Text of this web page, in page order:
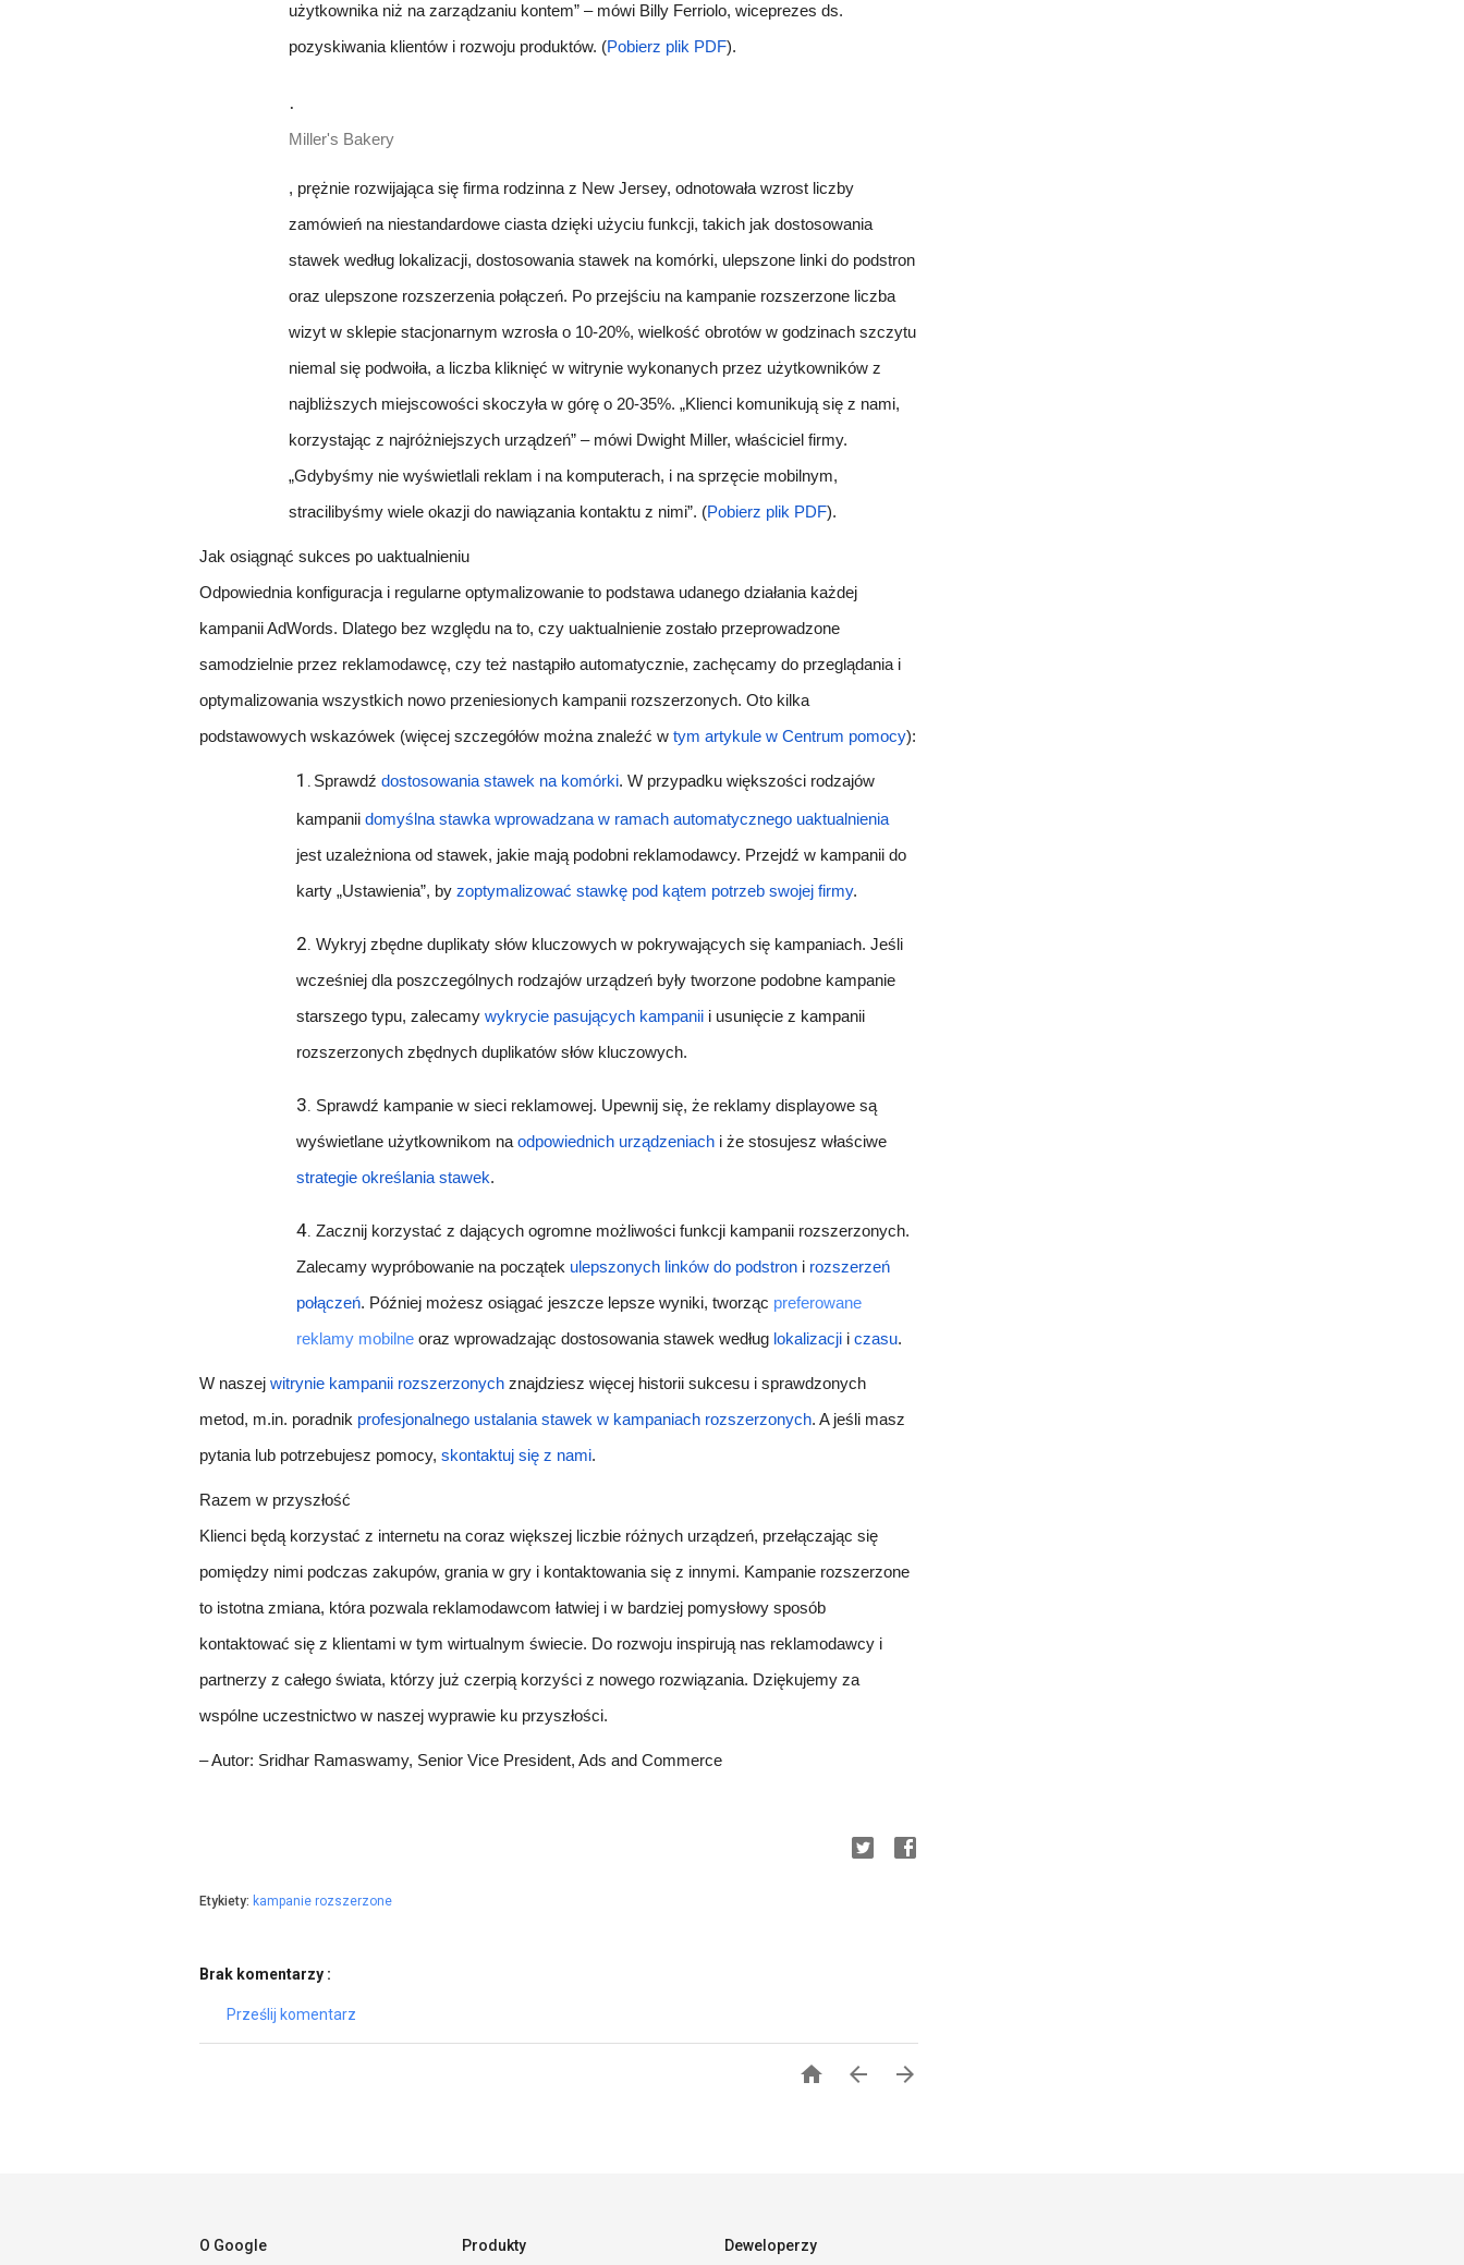
użytkownika niż na zarządzaniu kontem” – mówi Billy Ferriolo, wiceprezes ds.
pozyskiwania klientów i rozwoju produktów. (Pobierz plik PDF).
·
Miller's Bakery
, prężnie rozwijająca się firma rodzinna z New Jersey, odnotowała wzrost liczby
zamówień na niestandardowe ciasta dzięki użyciu funkcji, takich jak dostosowania
stawek według lokalizacji, dostosowania stawek na komórki, ulepszone linki do podstron
oraz ulepszone rozszerzenia połączeń. Po przejściu na kampanie rozszerzone liczba
wizyt w sklepie stacjonarnym wzrosła o 10-20%, wielkość obrotów w godzinach szczytu
niemal się podwoiła, a liczba kliknięć w witrynie wykonanych przez użytkowników z
najbliższych miejscowości skoczyła w górę o 20-35%. „Klienci komunikują się z nami,
korzystając z najróżniejszych urządzeń” – mówi Dwight Miller, właściciel firmy.
„Gdybyśmy nie wyświetlali reklam i na komputerach, i na sprzęcie mobilnym,
stracilibyśmy wiele okazji do nawiązania kontaktu z nimi”. (Pobierz plik PDF).
Jak osiągnąć sukces po uaktualnieniu
Odpowiednia konfiguracja i regularne optymalizowanie to podstawa udanego działania każdej
kampanii AdWords. Dlatego bez względu na to, czy uaktualnienie zostało przeprowadzone
samodzielnie przez reklamodawcę, czy też nastąpiło automatycznie, zachęcamy do przeglądania i
optymalizowania wszystkich nowo przeniesionych kampanii rozszerzonych. Oto kilka
podstawowych wskazówek (więcej szczegółów można znaleźć w tym artykule w Centrum pomocy):
1. Sprawdźdostosowania stawek na komórki. W przypadku większości rodzajów
kampaniidomyślna stawka wprowadzana w ramach automatycznego uaktualnienia
jest uzależniona od stawek, jakie mają podobni reklamodawcy. Przejdź w kampanii do
karty „Ustawienia”, byzoptymalizować stawkę pod kątem potrzeb swojej firmy.
2. Wykryj zbędne duplikaty słów kluczowych w pokrywających się kampaniach. Jeśli
wcześniej dla poszczególnych rodzajów urządzeń były tworzone podobne kampanie
starszego typu, zalecamywykrycie pasujących kampanii i usunięcie z kampanii
rozszerzonych zbędnych duplikatów słów kluczowych.
3. Sprawdź kampanie w sieci reklamowej. Upewnij się, że reklamy displayowe są
wyświetlane użytkownikom naodpowiednich urządzeniach i że stosujesz właściwe
strategie określania stawek.
4. Zacznij korzystać z dających ogromne możliwości funkcji kampanii rozszerzonych.
Zalecamy wypróbowanie na początek ulepszonych linków do podstron i rozszerzeń
połączeń. Później możesz osiągać jeszcze lepsze wyniki, tworząc preferowane
reklamy mobilne oraz wprowadzając dostosowania stawek według lokalizacji iczasu.
W naszej witrynie kampanii rozszerzonych znajdziesz więcej historii sukcesu i sprawdzonych
metod, m.in. poradnik profesjonalnego ustalania stawek w kampaniach rozszerzonych. A jeśli masz
pytania lub potrzebujesz pomocy, skontaktuj się z nami.
Razem w przyszłość
Klienci będą korzystać z internetu na coraz większej liczbie różnych urządzeń, przełączając się
pomiędzy nimi podczas zakupów, grania w gry i kontaktowania się z innymi. Kampanie rozszerzone
to istotna zmiana, która pozwala reklamodawcom łatwiej i w bardziej pomysłowy sposób
kontaktować się z klientami w tym wirtualnym świecie. Do rozwoju inspirują nas reklamodawcy i
partnerzy z całego świata, którzy już czerpią korzyści z nowego rozwiązania. Dziękujemy za
wspólne uczestnictwo w naszej wyprawie ku przyszłości.
– Autor: Sridhar Ramaswamy, Senior Vice President, Ads and Commerce
Etykiety: kampanie rozszerzone
Brak komentarzy :
Prześlij komentarz
  
O Google Produkty Deweloperzy